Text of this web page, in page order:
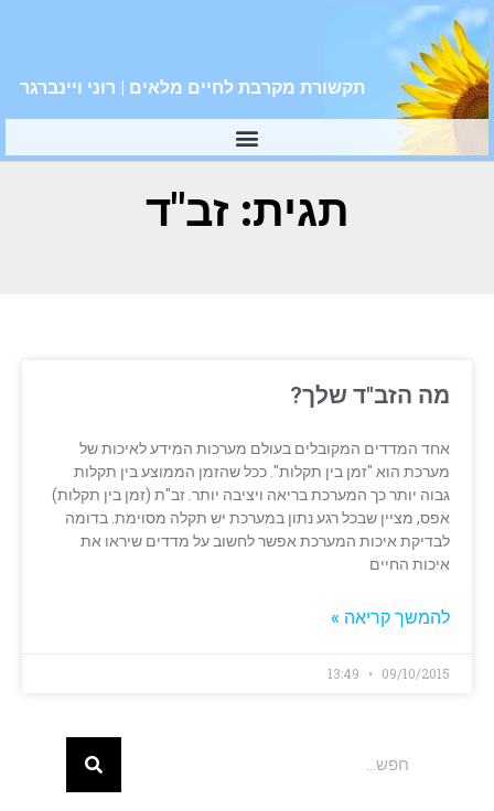
תקשורת מקרבת לחיים מלאים | רוני ויינברגר
תגית: זב"ד
מה הזב"ד שלך?
אחד המדדים המקובלים בעולם מערכות המידע לאיכות של
מערכת הוא "זמן בין תקלות". ככל שהזמן הממוצע בין תקלות
גבוה יותר כך המערכת בריאה ויציבה יותר. זב"ת (זמן בין תקלות)
אפס, מציין שבכל רגע נתון במערכת יש תקלה מסוימת. בדומה
לבדיקת איכות המערכת אפשר לחשוב על מדדים שיראו את
איכות החיים
להמשך קריאה »
09/10/2015